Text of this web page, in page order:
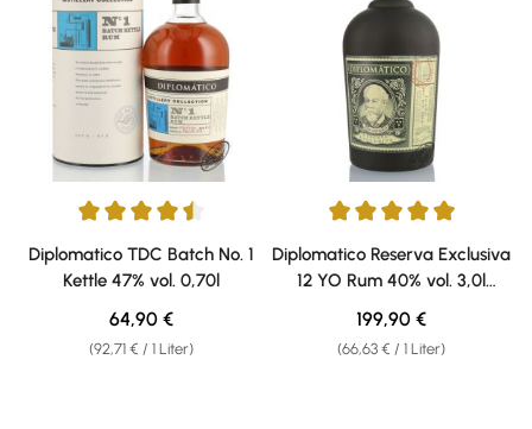
Durchschnittliche Bewertung von 4.56 von 5 Sternen
Diplomatico TDC Batch No. 1
Kettle 47% vol. 0,70l
(92,71 € / 1 Liter)
Regulärer Preis:
64,90 €
Durchschnittliche Bewertung
Diplomatico Reserva Exclusiva
12 YO Rum 40% vol. 3,0l
Doppelmagnum
(66,63 € / 1 Liter)
Regulärer Preis:
199,90 €